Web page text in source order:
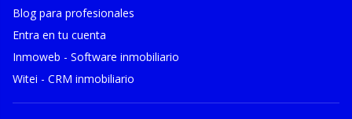
Blog para profesionales
Entra en tu cuenta
Inmoweb - Software inmobiliario
Witei - CRM inmobiliario